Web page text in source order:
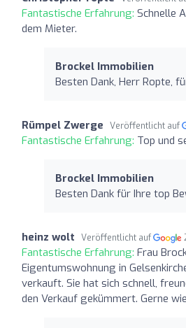
Fantastische Erfahrung: Schnelle
dem Mieter.
Brockel Immobilien
Besten Dank, Herr Ropte,
Rümpel Zwerge Veröffentlicht auf
Fantastische Erfahrung: Top und
Brockel Immobilien
Besten Dank für Ihre top
heinz wolt Veröffentlicht auf
Fantastische Erfahrung: Frau
Eigentumswohnung in
verkauft. Sie hat sich schnell,
den Verkauf gekümmert. Gerne